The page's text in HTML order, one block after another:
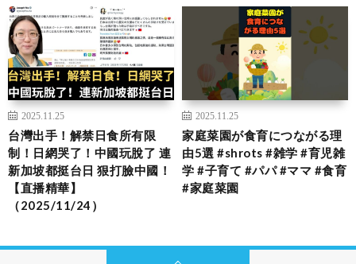
2025.11.25
台灣出手！解禁日食所有限
制！日網哭了！中國玩脫了 連
新加坡都挺台日 狠打臉中國！
【直播精華】
（2025/11/24）
2025.11.25
家庭菜園が食育につながる理
由5選 #shrots #雑学 #育児雑
学 #子育て #パパ #ママ #食育
#家庭菜園